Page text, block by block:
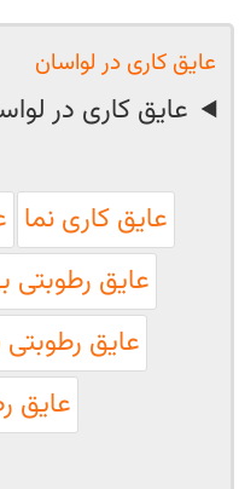
عایق کاری در لواسان
عایق کاری در
عایق کاری نما
عایق رطوبتی
عایق
عایق